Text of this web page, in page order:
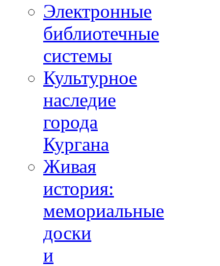
Электронные
библиотечные
системы
Культурное
наследие
города
Кургана
Живая
история:
мемориальные
доски
и